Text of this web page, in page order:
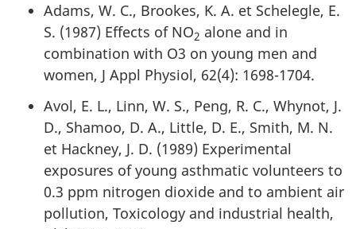
Adams, W. C., Brookes, K. A. et Schelegle, E.
S. (1987) Effects of NO2 alone and in
combination with O3 on young men and
women, J Appl Physiol, 62(4): 1698-1704.
Avol, E. L., Linn, W. S., Peng, R. C., Whynot, J.
D., Shamoo, D. A., Little, D. E., Smith, M. N.
et Hackney, J. D. (1989) Experimental
exposures of young asthmatic volunteers to
0.3 ppm nitrogen dioxide and to ambient air
pollution, Toxicology and industrial health,